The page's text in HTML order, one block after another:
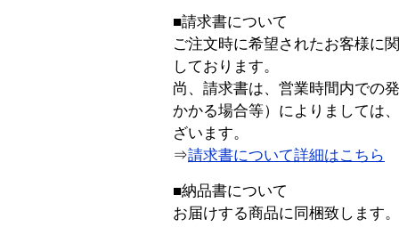
■請求書について
ご注文時に希望されたお客様に
しております。
尚、請求書は、営業時間内での
かかる場合等）によりましては
ざいます。
⇒請求書について詳細はこちら
■納品書について
お届けする商品に同梱致します。